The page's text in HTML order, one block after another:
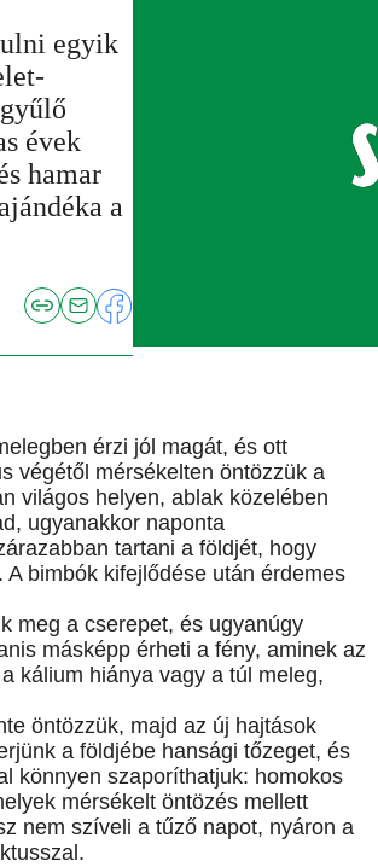
egyik
évek
hamar
a
érzi jól magát, és ott
végétől mérsékelten öntözzük a
világos helyen, ablak közelében
ugyanakkor naponta
tartani a földjét, hogy
bimbók kifejlődése után érdemes
meg a cserepet, és ugyanúgy
másképp érheti a fény, aminek az
kálium hiánya vagy a túl meleg,
öntözzük, majd az új hajtások
a földjébe hansági tőzeget, és
könnyen szaporíthatjuk: homokos
mérsékelt öntözés mellett
nem szíveli a tűző napot, nyáron a